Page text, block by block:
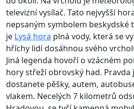
televizní vysílač. Tato nejvyšší
nepsaným symbolem beskydské
je Lysá hora plná vody, která se
hříchy lidí dosáhnou svého
Jiná legenda hovoří o vzácném
hory střeží obrovský had. Pravda
dostanete pěšky, autem,
vlakem. Necelých 7 kilometrů